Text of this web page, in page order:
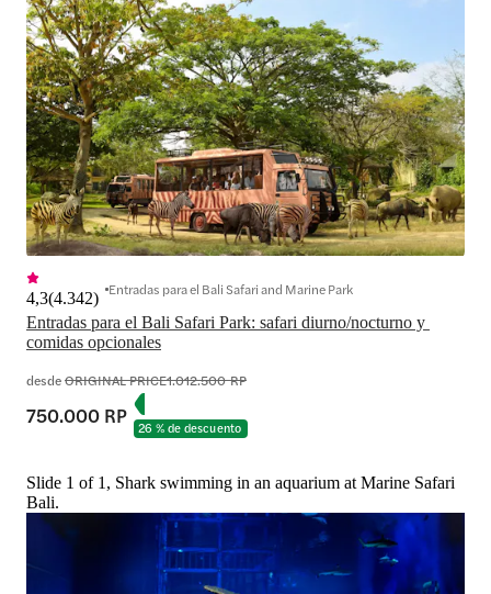
Entradas para el Bali Safari Park: safari diurno/nocturno y
comidas opcionales
4,3(4.342) Entradas para el Bali Safari and Marine Park
desdeORIGINAL PRICE1.012.500 RP
750.000 RP 26 % de descuento
Slide 1 of 1, Shark swimming in an aquarium at Marine Safari
Bali.